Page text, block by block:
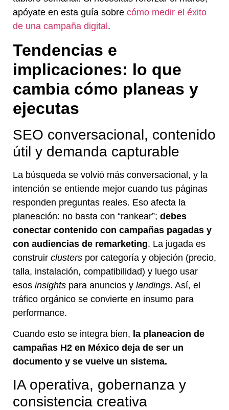
apóyate en esta guía sobre cómo medir el éxito
de una campaña digital.
Tendencias e
implicaciones: lo que
cambia cómo planeas y
ejecutas
SEO conversacional, contenido
útil y demanda capturable
La búsqueda se volvió más conversacional, y la
intención se entiende mejor cuando tus páginas
responden preguntas reales. Eso afecta la
planeación: no basta con “rankear”; debes
conectar contenido con campañas pagadas y
con audiencias de remarketing. La jugada es
construir clusters por categoría y objeción (precio,
talla, instalación, compatibilidad) y luego usar
esos insights para anuncios y landings. Así, el
tráfico orgánico se convierte en insumo para
performance.
Cuando esto se integra bien, la planeacion de
campañas H2 en México deja de ser un
documento y se vuelve un sistema.
IA operativa, gobernanza y
consistencia creativa